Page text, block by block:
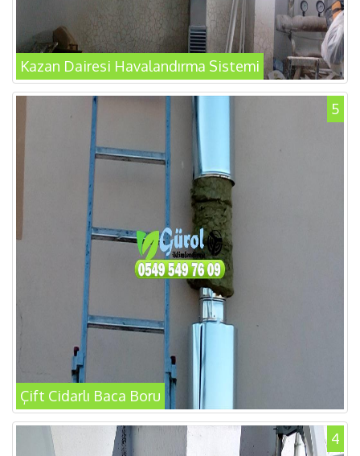
Kazan Dairesi Havalandırma Sistemi
5
Çift Cidarlı Baca Boru
4